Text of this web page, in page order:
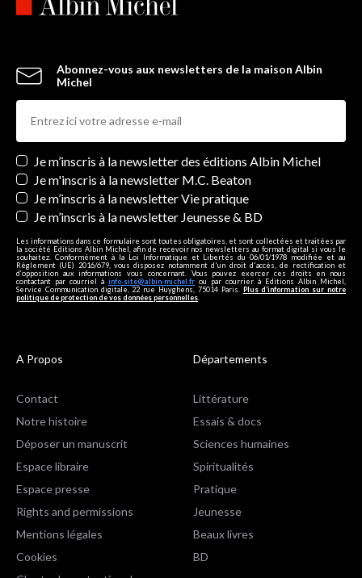
Abonnez-vous aux newsletters de la maison Albin
Michel
Newsletters
Je m’inscris à la newsletter des éditions Albin Michel
Je m'inscris à la newsletter M.C. Beaton
Je m’inscris à la newsletter Vie pratique
Je m’inscris à la newsletter Jeunesse & BD
Les informations dans ce formulaire sont toutes obligatoires, et sont collectées et traitées par
la société Editions Albin Michel, afin de recevoir nos newsletters au format digital si vous le
souhaitez. Conformément à la Loi Informatique et Libertés du 06/01/1978 modifiée et au
Règlement (UE) 2016/679, vous disposez notamment d'un droit d'accès, de rectification et
d’opposition aux informations vous concernant. Vous pouvez exercer ces droits en nous
contactant par courriel à info-site@albin-michel.fr ou par courrier à Editions Albin Michel,
Service Communication digitale, 22 rue Huyghens, 75014 Paris. Plus d’information sur notre
politique de protection de vos données personnelles.
A Propos
Contact
Notre histoire
Déposer un manuscrit
Espace libraire
Espace presse
Rights and permissions
Mentions légales
Cookies
Départements
Littérature
Essais & docs
Sciences humaines
Spiritualités
Pratique
Jeunesse
Beaux livres
BD